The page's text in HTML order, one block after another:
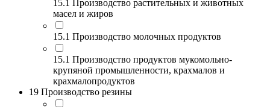
15.1 Производство растительных и животных
масел и жиров
15.1 Производство молочных продуктов
15.1 Производство продуктов мукомольно-
крупяной промышленности, крахмалов и
крахмалопродуктов
19 Производство резины